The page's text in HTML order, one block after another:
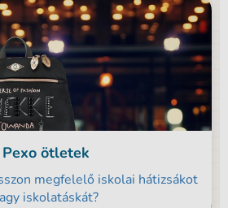
Pexo ötletek
megfelelő iskolai hátizsákot
iskolatáskát?